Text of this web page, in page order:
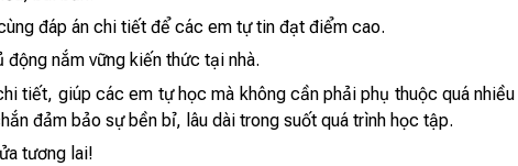
đáp án chi tiết để các em tự tin đạt điểm cao.
nắm vững kiến thức tại nhà.
tiết, giúp các em tự học mà không cần phải phụ thuộc quá
đảm bảo sự bền bỉ, lâu dài trong suốt quá trình học tập.
tương lai!